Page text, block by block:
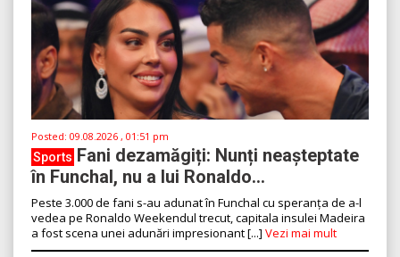
Posted: 09.08.2026 , 01:51 pm
Sports Fani dezamăgiți: Nunți neașteptate
în Funchal, nu a lui Ronaldo...
Peste 3.000 de fani s-au adunat în Funchal cu speranța de a-l
vedea pe Ronaldo Weekendul trecut, capitala insulei Madeira
a fost scena unei adunări impresionant [...] Vezi mai mult